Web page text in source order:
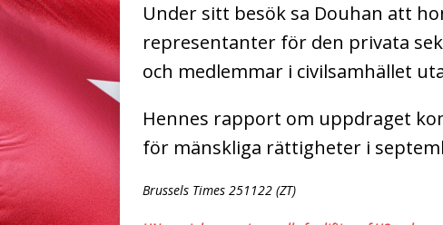
Under sitt besök sa Douhan att
representanter för den privata
och medlemmar i civilsamhället
Hennes rapport om uppdraget
för mänskliga rättigheter i
Brussels Times 251122 (ZT)